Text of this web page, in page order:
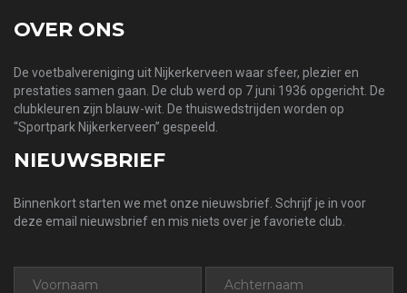
OVER ONS
De voetbalvereniging uit Nijkerkerveen waar sfeer, plezier en
prestaties samen gaan. De club werd op 7 juni 1936 opgericht. De
clubkleuren zijn blauw-wit. De thuiswedstrijden worden op
“Sportpark Nijkerkerveen” gespeeld.
NIEUWSBRIEF
Binnenkort starten we met onze nieuwsbrief. Schrijf je in voor
deze email nieuwsbrief en mis niets over je favoriete club.